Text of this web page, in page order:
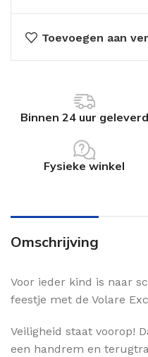
Toevoegen aan
Binnen 24 uur geleverd
Fysieke winkel
Omschrijving
Voor ieder kind is naar
feestje met de Volare
Veiligheid staat voorop!
een handrem en